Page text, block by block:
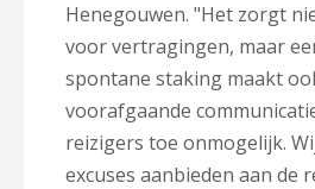
Henegouwen. "Het zorgt
voor vertragingen, maar
spontane staking maakt
voorafgaande
reizigers toe onmogelijk.
excuses aanbieden aan de